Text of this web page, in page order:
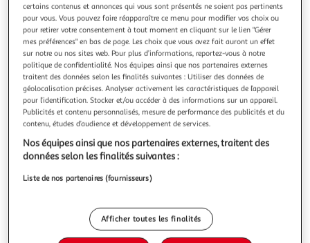
4.3 (3)
QILIVE
Tête de brosse à dents électriques Q.7203 - Blanc
Contient 4 têtes, Témoin d'usure
En savoir +
Garantie légale: 2 ans ( voir CGV)
Vendu parAuchan
Choisir un magasin
Retrait 1h en magasin
Paiement en ligne ·Service offert
Ajouter au panier
certains contenus et annonces qui vous sont présentés ne soient pas pertinents
pour vous. Vous pouvez faire réapparaître ce menu pour modifier vos choix ou
pour retirer votre consentement à tout moment en cliquant sur le lien "Gérer
mes préférences" en bas de page. Les choix que vous avez fait auront un effet
sur notre ou nos sites web. Pour plus d’informations, reportez-vous à notre
politique de confidentialité. Nos équipes ainsi que nos partenaires externes
traitent des données selon les finalités suivantes : Utiliser des données de
géolocalisation précises. Analyser activement les caractéristiques de l’appareil
pour l’identification. Stocker et/ou accéder à des informations sur un appareil.
Publicités et contenu personnalisés, mesure de performance des publicités et du
contenu, études d’audience et développement de services.
Nos équipes ainsi que nos partenaires externes, traitent des
données selon les finalités suivantes :
Liste de nos partenaires (fournisseurs)
Afficher toutes les finalités